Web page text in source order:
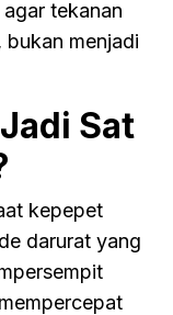
tekanan
menjadi
Sat
kepepet
darurat yang